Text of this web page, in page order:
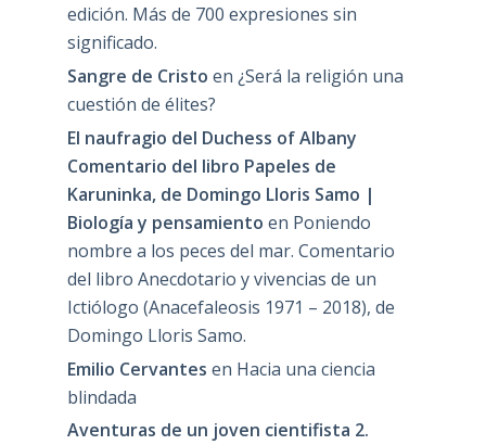
edición. Más de 700 expresiones sin
significado.
Sangre de Cristo en ¿Será la religión una
cuestión de élites?
El naufragio del Duchess of Albany
Comentario del libro Papeles de
Karuninka, de Domingo Lloris Samo |
Biología y pensamiento en Poniendo
nombre a los peces del mar. Comentario
del libro Anecdotario y vivencias de un
Ictiólogo (Anacefaleosis 1971 – 2018), de
Domingo Lloris Samo.
Emilio Cervantes en Hacia una ciencia
blindada
Aventuras de un joven cientifista 2.